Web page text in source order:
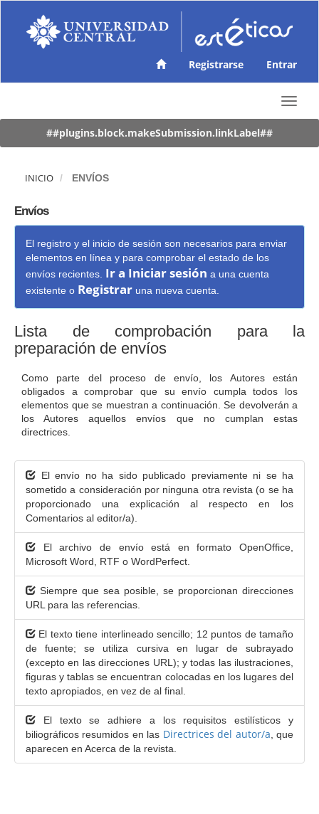
v
ó
p
i
c
i
a
l
C
o
n
e
n
d
o
p
r
i
c
i
p
a
l
B
a
r
r
a
l
a
t
e
r
a
l
Registrarse Entrar
T
o
g
##plugins.block.makeSubmission.linkLabel##
INICIO ENVÍOS
Envíos
El registro y el inicio de sesión son necesarios para enviar
elementos en línea y para comprobar el estado de los
envíos recientes. Ir a Iniciar sesión a una cuenta
existente o Registrar una nueva cuenta.
Lista de comprobación para la
preparación de envíos
Como parte del proceso de envío, los Autores están
obligados a comprobar que su envío cumpla todos los
elementos que se muestran a continuación. Se devolverán a
los Autores aquellos envíos que no cumplan estas
directrices.
El envío no ha sido publicado previamente ni se ha
sometido a consideración por ninguna otra revista (o se ha
proporcionado una explicación al respecto en los
Comentarios al editor/a).
El archivo de envío está en formato OpenOffice,
Microsoft Word, RTF o WordPerfect.
Siempre que sea posible, se proporcionan direcciones
URL para las referencias.
El texto tiene interlineado sencillo; 12 puntos de tamaño
de fuente; se utiliza cursiva en lugar de subrayado
(excepto en las direcciones URL); y todas las ilustraciones,
figuras y tablas se encuentran colocadas en los lugares del
texto apropiados, en vez de al final.
El texto se adhiere a los requisitos estilísticos y
biliográficos resumidos en las Directrices del autor/a , que
aparecen en Acerca de la revista.